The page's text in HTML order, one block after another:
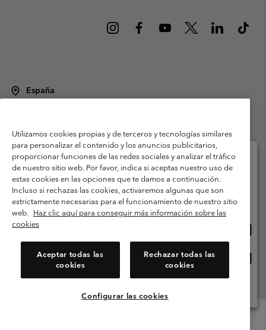
España
Condiciones de uso
Terminos de Venta
Garantía
Política de Privacidad
Términos y condiciones del programa de miembros
Términos De Uso Del Contenido Generado Por Los Usuarios
Impressum
Cookies Public CBCR
Utilizamos cookies propias y de terceros y tecnologías similares
para personalizar el contenido y los anuncios publicitarios,
proporcionar funciones de las redes sociales y analizar el tráfico
de nuestro sitio web. Por favor, indica si aceptas nuestro uso de
estas cookies en las opciones que te damos a continuación.
Incluso si rechazas las cookies, activaremos algunas que son
estrictamente necesarias para el funcionamiento de nuestro sitio
web. Haz clic aquí para conseguir más información sobre las
cookies
Aceptar todas las
cookies
Rechazar todas las
cookies
Configurar las cookies
Selecciona tu país e idioma envío
Compras en línea disponibles
línea
España
Ver Todos Los Países